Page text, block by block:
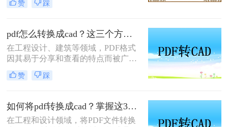
cad怎么转呢？下面介绍几种常用的转
赞 踩
pdf怎么转换成cad？这三个方法了解一下！
在工程设计、建筑等领域，PDF格式
因其易于分享和查看的特点而被广泛
用于存储图纸和技术文档。然而，为
了对这些图纸进行编辑或修改，通常
或DXF）。那么pdf怎么转换成cad
呢？本文将介绍三种实现这一目标的
方法。
赞 踩
如何将pdf转换成cad？掌握这3招就够了
在工程和设计领域，将PDF文件转换